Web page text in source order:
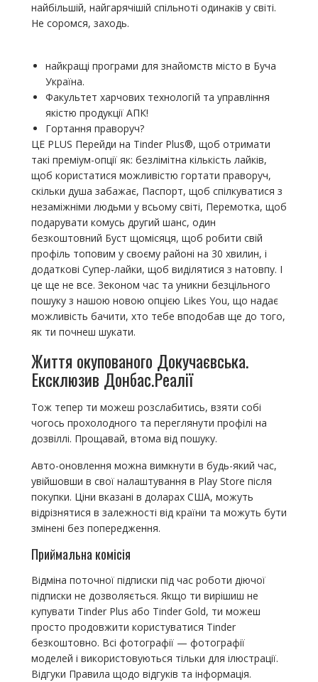
найбільшій, найгарячішій спільноті одинаків у світі.
Не соромся, заходь.
найкращі програми для знайомств місто в Буча
Україна.
Факультет харчових технологій та управління
якістю продукції АПК!
Гортання праворуч?
ЦЕ PLUS Перейди на Tinder Plus®, щоб отримати
такі преміум-опції як: безлімітна кількість лайків,
щоб користатися можливістю гортати праворуч,
скільки душа забажає, Паспорт, щоб спілкуватися з
незаміжніми людьми у всьому світі, Перемотка, щоб
подарувати комусь другий шанс, один
безкоштовний Буст щомісяця, щоб робити свій
профіль топовим у своєму районі на 30 хвилин, і
додаткові Супер-лайки, щоб виділятися з натовпу. І
це ще не все. Зеконом час та уникни безцільного
пошуку з нашою новою опцією Likes You, що надає
можливість бачити, хто тебе вподобав ще до того,
як ти почнеш шукати.
Життя окупованого Докучаєвська.
Ексклюзив Донбас.Реалії
Тож тепер ти можеш розслабитись, взяти собі
чогось прохолодного та переглянути профілі на
дозвіллі. Прощавай, втома від пошуку.
Авто-оновлення можна вимкнути в будь-який час,
увійшовши в свої налаштування в Play Store після
покупки. Ціни вказані в доларах США, можуть
відрізнятися в залежності від країни та можуть бути
змінені без попередження.
Приймальна комісія
Відміна поточної підписки під час роботи діючої
підписки не дозволяється. Якщо ти вирішиш не
купувати Tinder Plus або Tinder Gold, ти можеш
просто продовжити користуватися Tinder
безкоштовно. Всі фотографії — фотографії
моделей і використовуються тільки для ілюстрації.
Відгуки Правила щодо відгуків та інформація.